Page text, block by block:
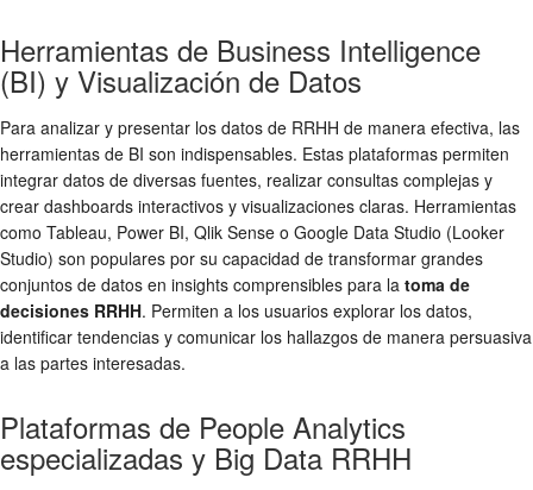
Herramientas de Business Intelligence
(BI) y Visualización de Datos
Para analizar y presentar los datos de RRHH de manera efectiva, las
herramientas de BI son indispensables. Estas plataformas permiten
integrar datos de diversas fuentes, realizar consultas complejas y
crear dashboards interactivos y visualizaciones claras. Herramientas
como Tableau, Power BI, Qlik Sense o Google Data Studio (Looker
Studio) son populares por su capacidad de transformar grandes
conjuntos de datos en insights comprensibles para la toma de
decisiones RRHH. Permiten a los usuarios explorar los datos,
identificar tendencias y comunicar los hallazgos de manera persuasiva
a las partes interesadas.
Plataformas de People Analytics
especializadas y Big Data RRHH